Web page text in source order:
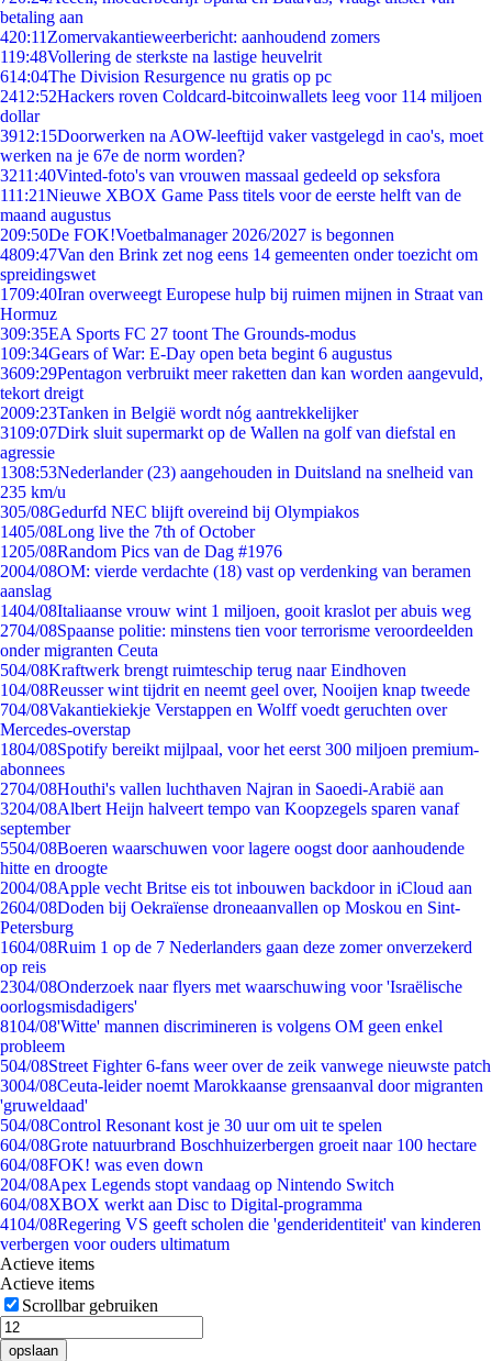
betaling aan
420:11 Zomervakantieweerbericht: aanhoudend zomers
119:48Vollering de sterkste na lastige heuvelrit
614:04The Division Resurgence nu gratis op pc
2412:52Hackers roven Coldcard-bitcoinwallets leeg voor 114 miljoen
dollar
3912:15Doorwerken na AOW-leeftijd vaker vastgelegd in cao's, moet
werken na je 67e de norm worden?
3211:40Vinted-foto's van vrouwen massaal gedeeld op seksfora
111:21Nieuwe XBOX Game Pass titels voor de eerste helft van de
maand augustus
209:50De FOK!Voetbalmanager 2026/2027 is begonnen
4809:47Van den Brink zet nog eens 14 gemeenten onder toezicht om
spreidingswet
1709:40Iran overweegt Europese hulp bij ruimen mijnen in Straat van
Hormuz
309:35EA Sports FC 27 toont The Grounds-modus
109:34Gears of War: E-Day open beta begint 6 augustus
3609:29Pentagon verbruikt meer raketten dan kan worden aangevuld,
tekort dreigt
2009:23Tanken in België wordt nóg aantrekkelijker
3109:07Dirk sluit supermarkt op de Wallen na golf van diefstal en
agressie
1308:53Nederlander (23) aangehouden in Duitsland na snelheid van
235 km/u
305/08Gedurfd NEC blijft overeind bij Olympiakos
1405/08Long live the 7th of October
1205/08Random Pics van de Dag #1976
2004/08OM: vierde verdachte (18) vast op verdenking van beramen
aanslag
1404/08Italiaanse vrouw wint 1 miljoen, gooit kraslot per abuis weg
2704/08Spaanse politie: minstens tien voor terrorisme veroordeelden
onder migranten Ceuta
504/08Kraftwerk brengt ruimteschip terug naar Eindhoven
104/08Reusser wint tijdrit en neemt geel over, Nooijen knap tweede
704/08Vakantiekiekje Verstappen en Wolff voedt geruchten over
Mercedes-overstap
1804/08Spotify bereikt mijlpaal, voor het eerst 300 miljoen premium-
abonnees
2704/08Houthi's vallen luchthaven Najran in Saoedi-Arabië aan
3204/08Albert Heijn halveert tempo van Koopzegels sparen vanaf
september
5504/08Boeren waarschuwen voor lagere oogst door aanhoudende
hitte en droogte
2004/08Apple vecht Britse eis tot inbouwen backdoor in iCloud aan
2604/08Doden bij Oekraïense droneaanvallen op Moskou en Sint-
Petersburg
1604/08Ruim 1 op de 7 Nederlanders gaan deze zomer onverzekerd
op reis
2304/08Onderzoek naar flyers met waarschuwing voor 'Israëlische
oorlogsmisdadigers'
8104/08'Witte' mannen discrimineren is volgens OM geen enkel
probleem
504/08Street Fighter 6-fans weer over de zeik vanwege nieuwste patch
3004/08Ceuta-leider noemt Marokkaanse grensaanval door migranten
'gruweldaad'
504/08Control Resonant kost je 30 uur om uit te spelen
604/08Grote natuurbrand Boschhuizerbergen groeit naar 100 hectare
604/08FOK! was even down
204/08Apex Legends stopt vandaag op Nintendo Switch
604/08XBOX werkt aan Disc to Digital-programma
4104/08Regering VS geeft scholen die 'genderidentiteit' van kinderen
verbergen voor ouders ultimatum
Actieve items
Actieve items
Scrollbar gebruiken
opslaan